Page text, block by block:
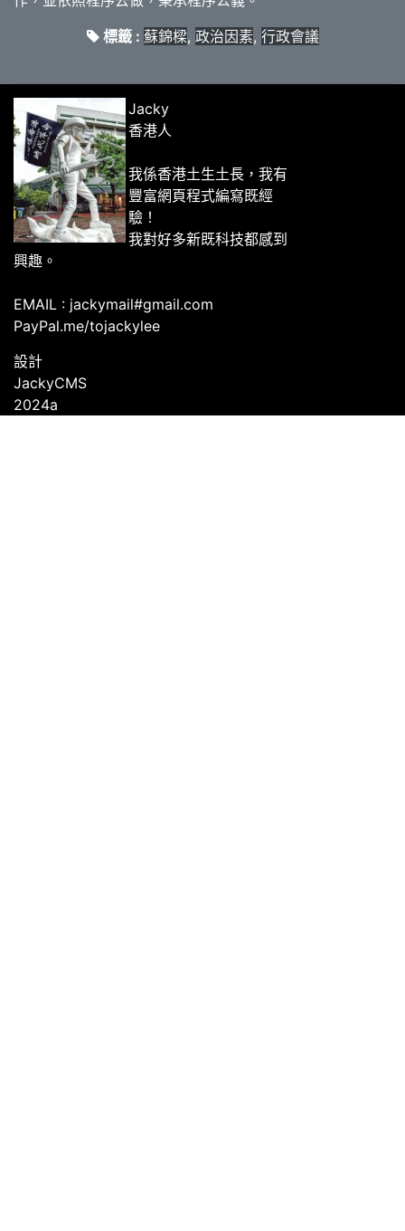
標籤 : 蘇錦樑, 政治因素, 行政會議
Jacky
香港人
我係香港土生土長，我有
豐富網頁程式編寫既經
驗！
我對好多新既科技都感到
興趣。
EMAIL : jackymail#gmail.com
PayPal.me/tojackylee
設計
JackyCMS
2024a